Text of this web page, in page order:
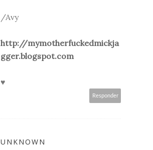
/Avy
http://mymotherfuckedmickja
gger.blogspot.com
♥
Responder
UNKNOWN